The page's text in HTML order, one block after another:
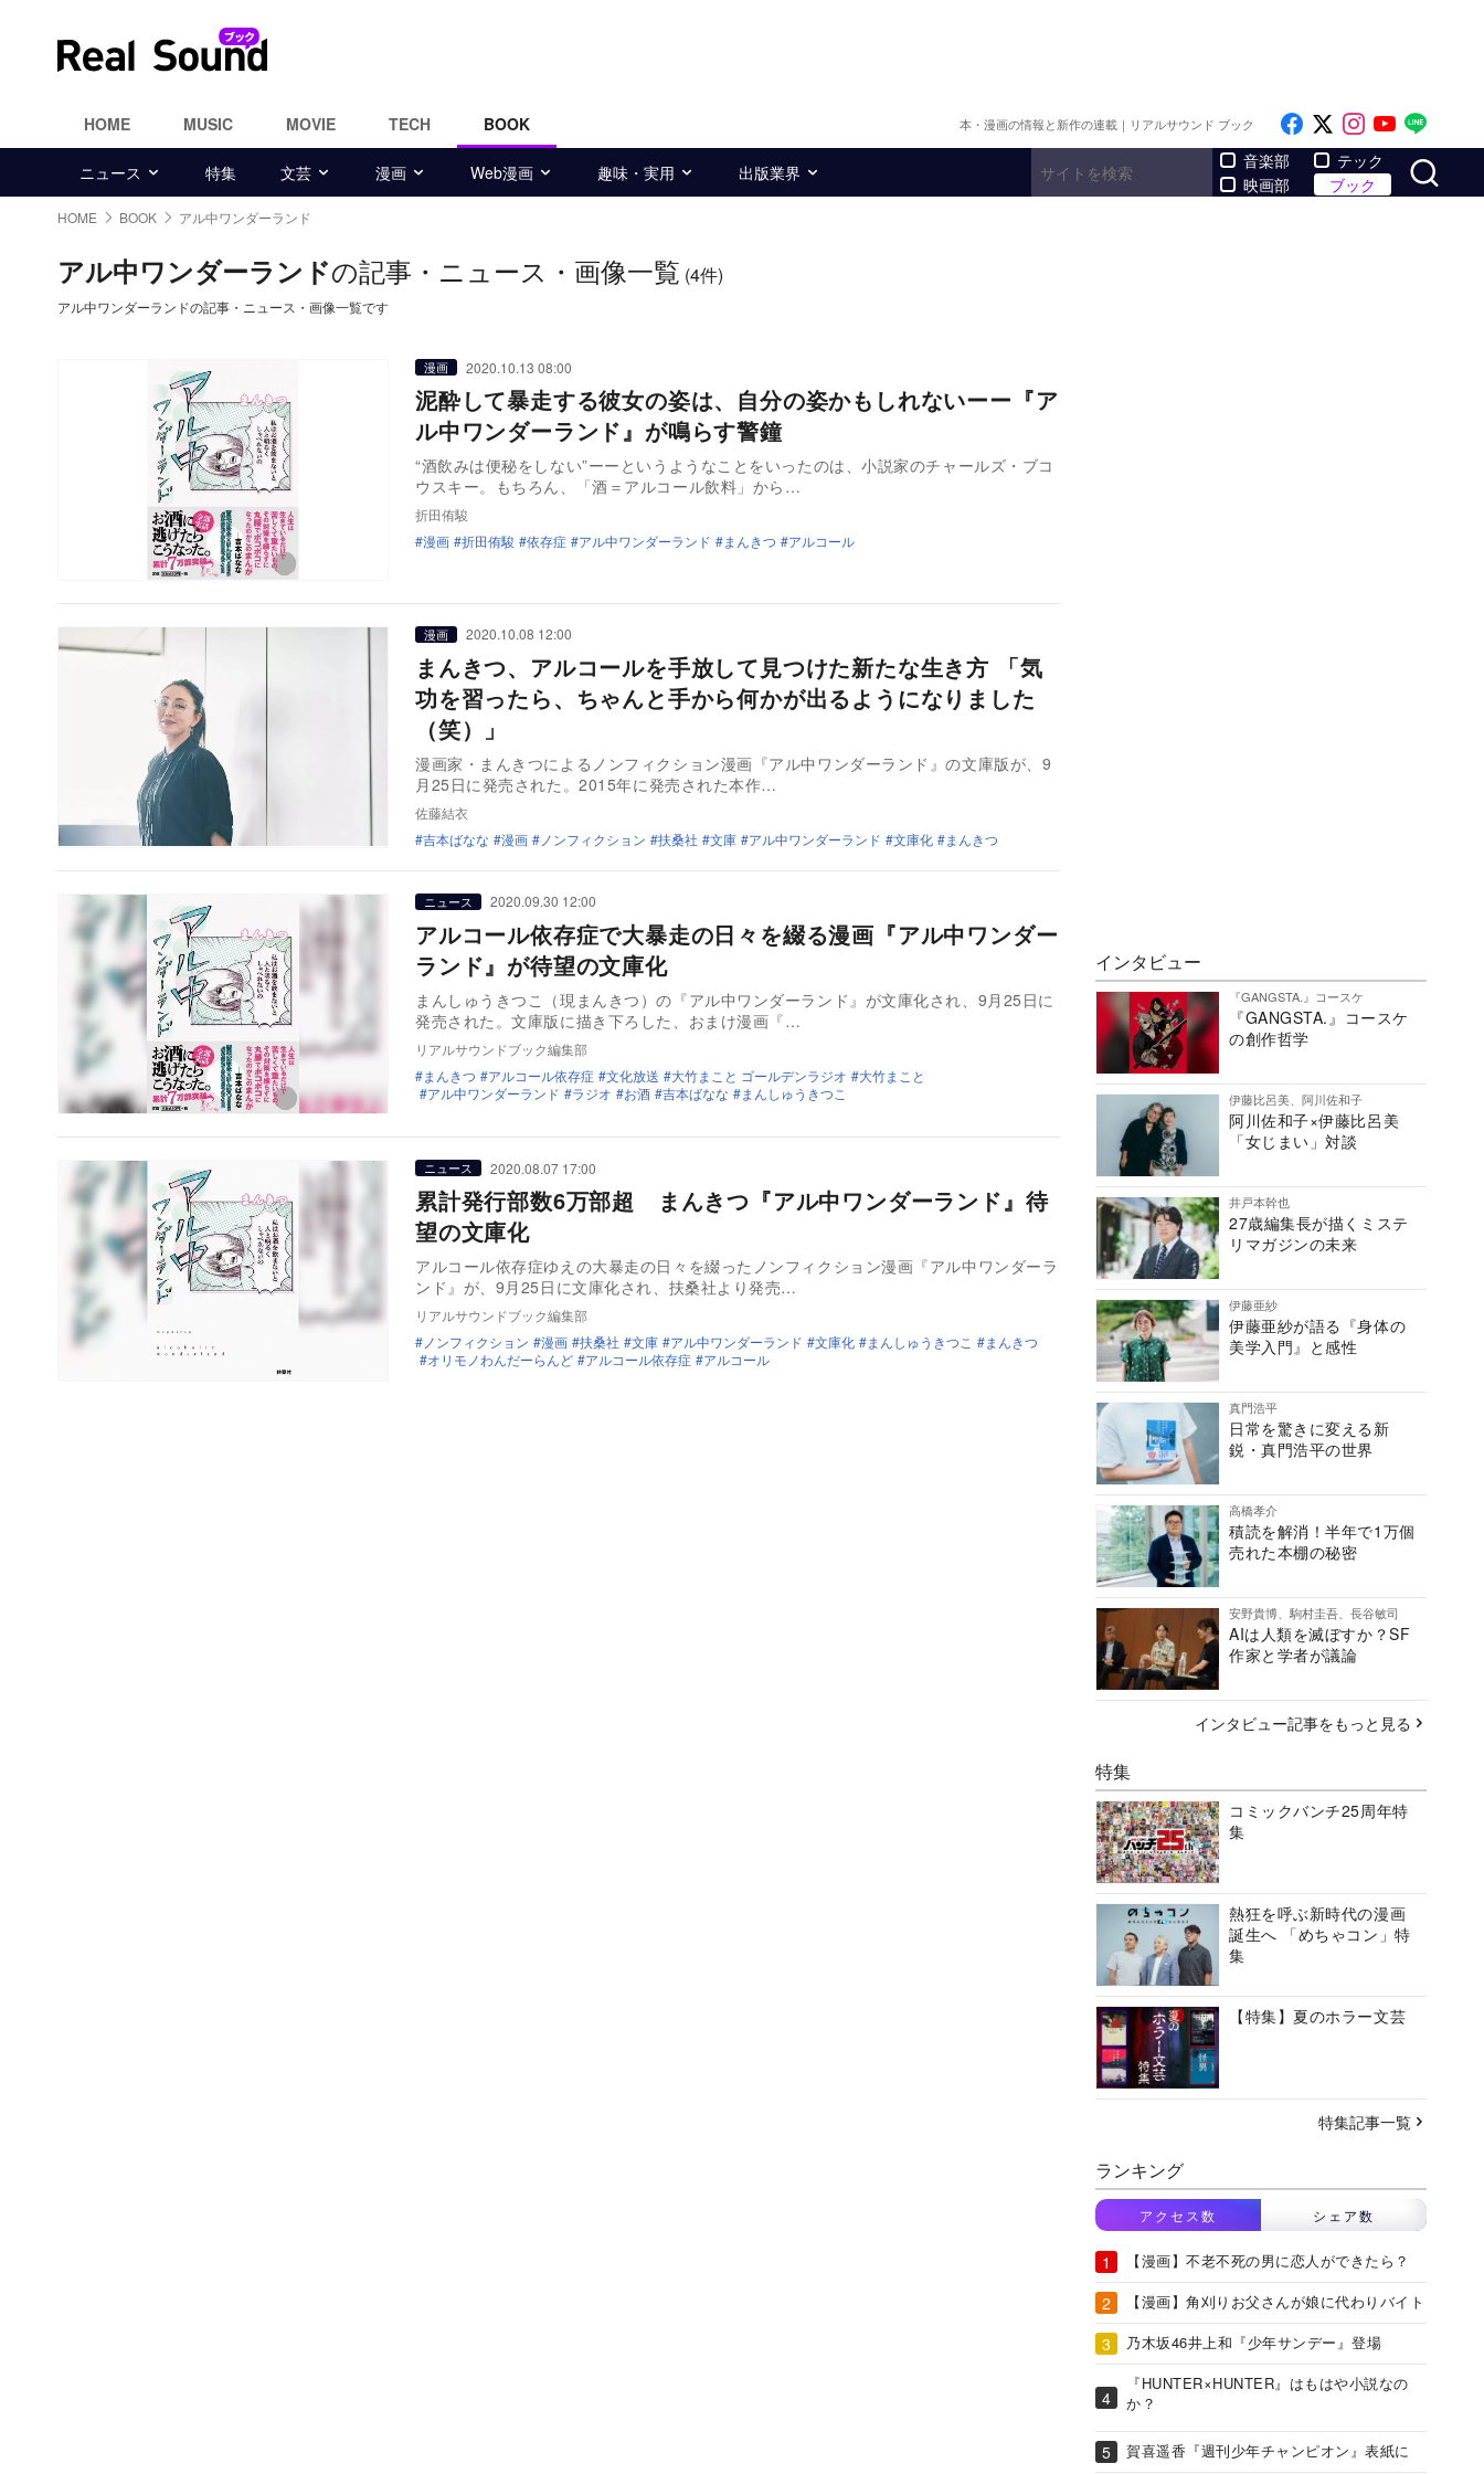
HOME MUSIC MOVIE TECH BOOK 本・漫画の情報と新作の連載｜リアルサウンド ブック Like on Facebook
Follow on x
Follow on
Follow
ニュース 特集 文芸 漫画 Web漫画 趣味・実用 出版業界
音楽部
映画部
テック
ブック
HOME BOOK アル中ワンダーランド
アル中ワンダーランドの記事・ニュース・画像一覧 (4件)
アル中ワンダーランドの記事・ニュース・画像一覧です
漫画 2020.10.13 08:00
泥酔して暴走する彼女の姿は、自分の姿かもしれないーー『ア
ル中ワンダーランド』が鳴らす警鐘
“酒飲みは便秘をしない”ーーというようなことをいったのは、小説家のチャールズ・ブコ
ウスキー。もちろん、「酒＝アルコール飲料」から…
折田侑駿
漫画
折田侑駿 依存症 アル中ワンダーランド まんきつ アルコール
漫画 2020.10.08 12:00
まんきつ、アルコールを手放して見つけた新たな生き方 「気
功を習ったら、ちゃんと手から何かが出るようになりました
（笑）」
漫画家・まんきつによるノンフィクション漫画『アル中ワンダーランド』の文庫版が、9
月25日に発売された。2015年に発売された本作…
佐藤結衣
吉本ばなな
漫画 ノンフィクション 扶桑社 文庫 アル中ワンダーランド 文庫化 まんきつ
ニュース 2020.09.30 12:00
アルコール依存症で大暴走の日々を綴る漫画『アル中ワンダー
ランド』が待望の文庫化
まんしゅうきつこ（現まんきつ）の『アル中ワンダーランド』が文庫化され、9月25日に
発売された。文庫版に描き下ろした、おまけ漫画『…
リアルサウンドブック編集部
まんきつ
アルコール依存症 文化放送 大竹まこと ゴールデンラジオ
大竹まこと
アル中ワンダーランド
ラジオ お酒 吉本ばなな まんしゅうきつこ
ニュース 2020.08.07 17:00
累計発行部数6万部超 まんきつ『アル中ワンダーランド』待
望の文庫化
アルコール依存症ゆえの大暴走の日々を綴ったノンフィクション漫画『アル中ワンダーラ
ンド』が、9月25日に文庫化され、扶桑社より発売…
リアルサウンドブック編集部
ノンフィクション
漫画 扶桑社 文庫 アル中ワンダーランド 文庫化 まんしゅうきつこ
まんきつ
オリモノわんだーらんど
アルコール依存症 アルコール
インタビュー
『GANGSTA.』コースケ
『GANGSTA.』コースケ
の創作哲学
伊藤比呂美、阿川佐和子
阿川佐和子×伊藤比呂美
「女じまい」対談
井戸本幹也
27歳編集長が描くミステ
リマガジンの未来
伊藤亜紗
伊藤亜紗が語る『身体の
美学入門』と感性
真門浩平
日常を驚きに変える新
鋭・真門浩平の世界
高橋孝介
積読を解消！半年で1万個
売れた本棚の秘密
安野貴博、駒村圭吾、長谷敏司
AIは人類を滅ぼすか？SF
作家と学者が議論
インタビュー記事をもっと見る
特集
コミックバンチ25周年特
集
熱狂を呼ぶ新時代の漫画
誕生へ 「めちゃコン」特
集
【特集】夏のホラー文芸
特集記事一覧
ランキング
アクセス数 シェア数
【漫画】不老不死の男に恋人ができたら？
【漫画】角刈りお父さんが娘に代わりバイト
乃木坂46井上和『少年サンデー』登場
『HUNTER×HUNTER』はもはや小説なの
か？
賀喜遥香『週刊少年チャンピオン』表紙に